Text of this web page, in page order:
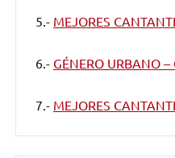
5.- MEJORES
6.- GÉNERO URBANO –
7.- MEJORES